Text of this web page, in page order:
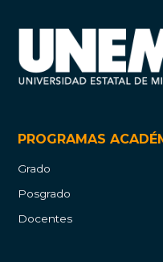
PROGRAMAS
Grado
Posgrado
Docentes